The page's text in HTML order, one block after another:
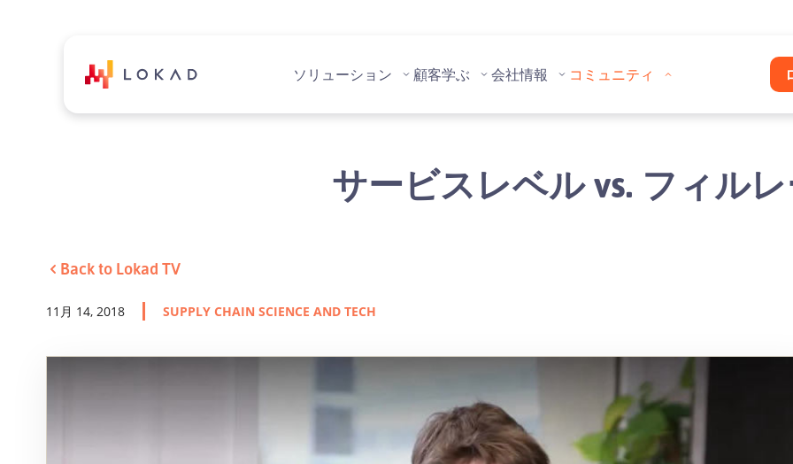
ソリューション 顧客学ぶ 会社情報 コミュニティ
サービスレベル vs. フィルレ
Back to Lokad TV
11月 14, 2018 SUPPLY CHAIN SCIENCE AND TECH